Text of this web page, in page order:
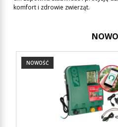
komfort i zdrowie zwierząt.
NOWOŚĆ